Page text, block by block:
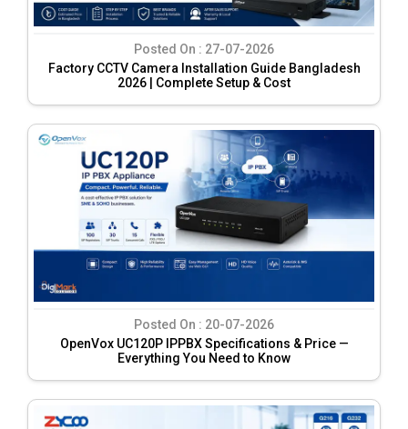
Posted On : 27-07-2026
Factory CCTV Camera Installation Guide Bangladesh
2026 | Complete Setup & Cost
Posted On : 20-07-2026
OpenVox UC120P IPPBX Specifications & Price —
Everything You Need to Know